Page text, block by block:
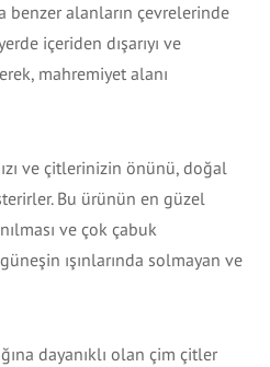
benzer alanların çevrelerinde
içeriden dışarıyı ve
mahremiyet alanı
ve çitlerinizin önünü, doğal
Bu ürünün en güzel
ve çok çabuk
ışınlarında solmayan ve
dayanıklı olan çim çitler